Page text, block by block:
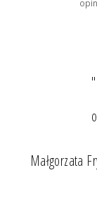
Małgorzata